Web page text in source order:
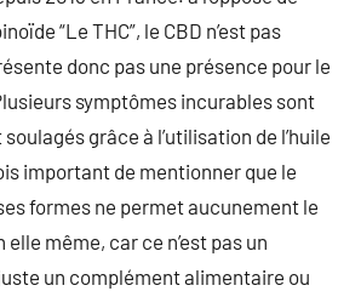
“Le THC”, le CBD n’est pas
donc pas une présence pour le
symptômes incurables sont
grâce à l’utilisation de l’huile
important de mentionner que le
formes ne permet aucunement le
même, car ce n’est pas un
un complément alimentaire ou